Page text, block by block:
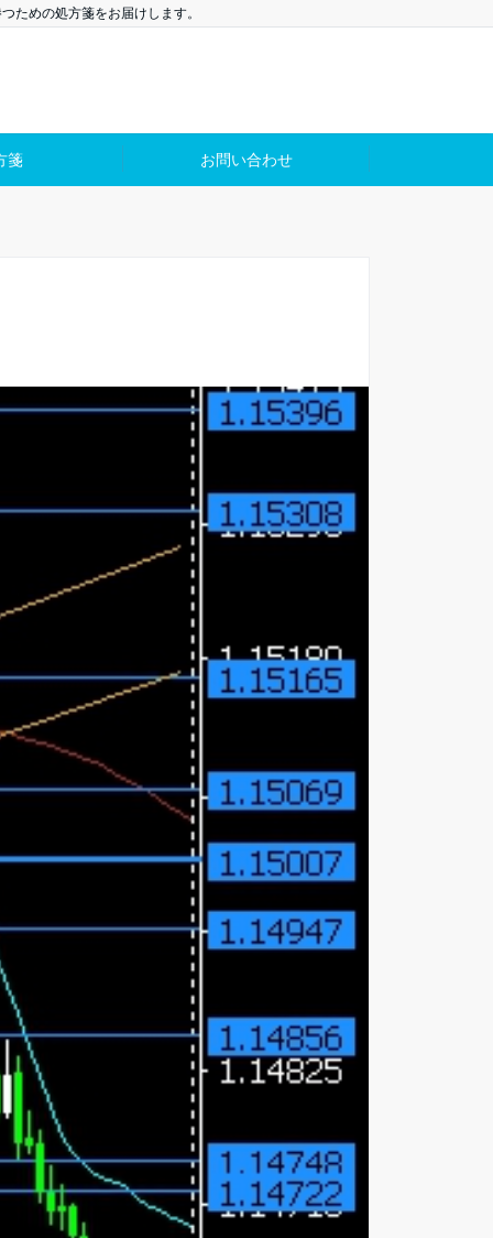
ための処方箋をお届けします。
箋 お問い合わせ